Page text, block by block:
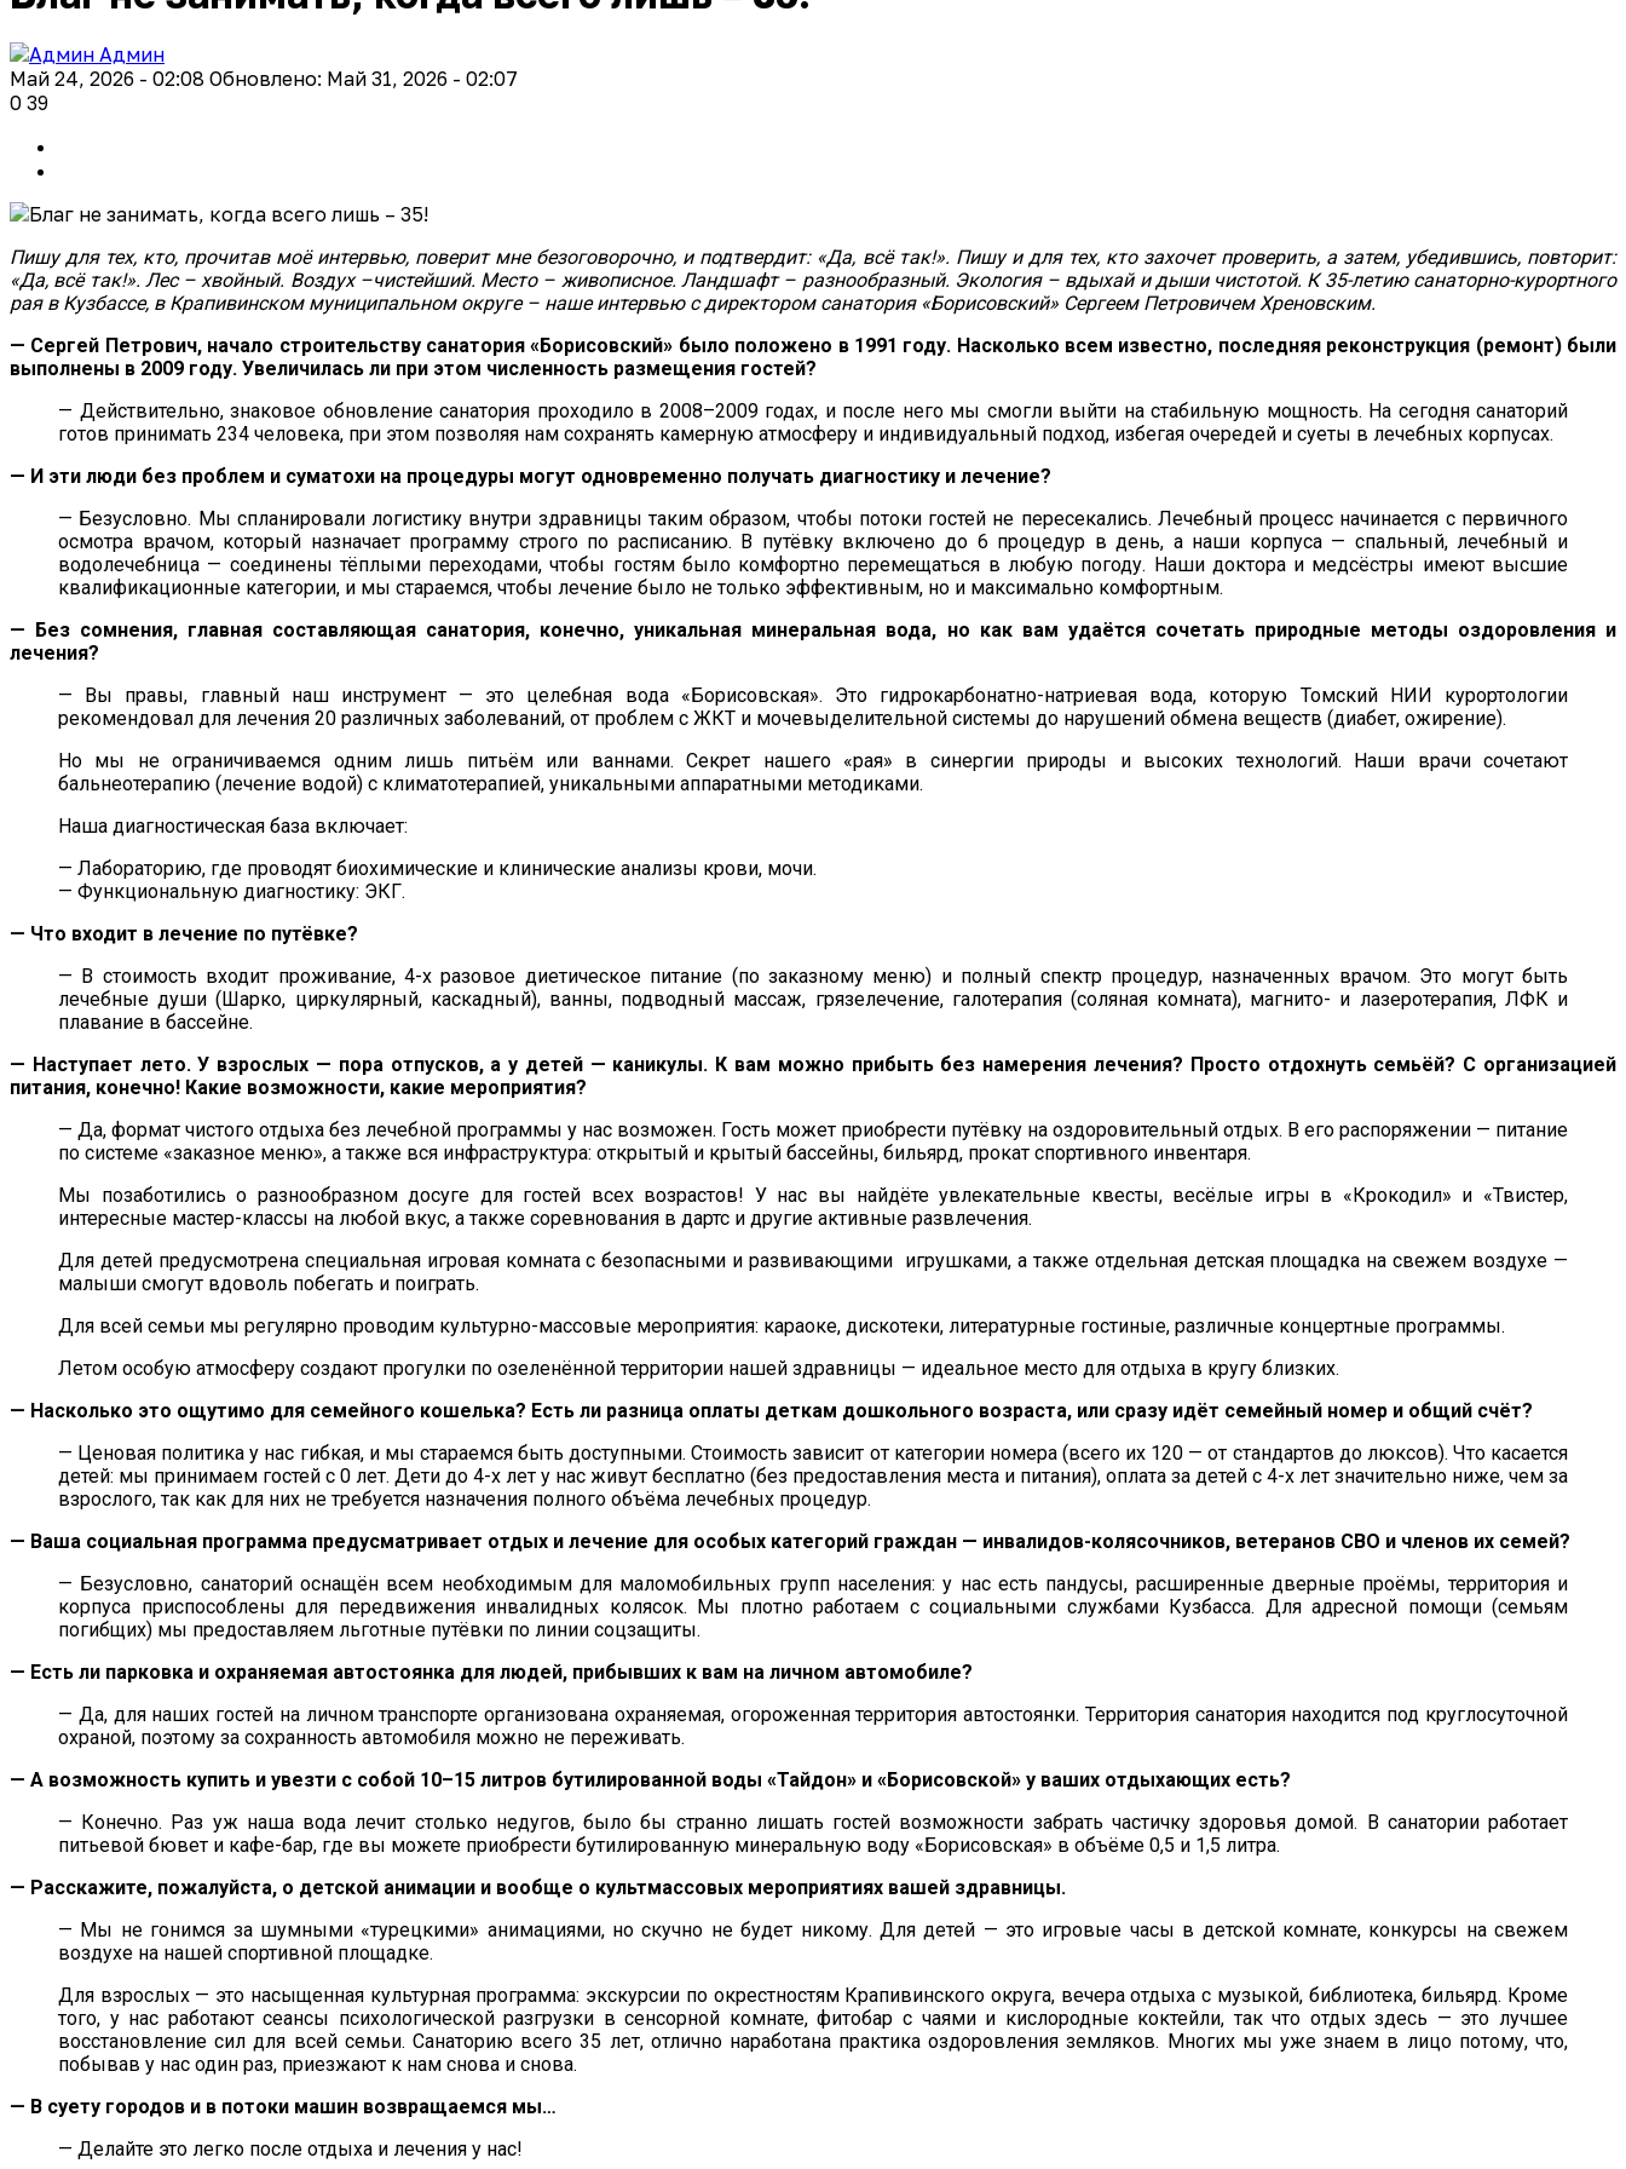
Админ
Май 24, 2026 - 02:08 Обновлено: Май 31, 2026 - 02:07
0 39
Пишу для тех, кто, прочитав моё интервью, поверит мне безоговорочно, и подтвердит: «Да, всё так!». Пишу и для тех, кто захочет проверить, а затем, убедившись, повторит:
«Да, всё так!». Лес – хвойный. Воздух –чистейший. Место – живописное. Ландшафт – разнообразный. Экология – вдыхай и дыши чистотой. К 35-летию санаторно-курортного
рая в Кузбассе, в Крапивинском муниципальном округе – наше интервью с директором санатория «Борисовский» Сергеем Петровичем Хреновским.
— Сергей Петрович, начало строительству санатория «Борисовский» было положено в 1991 году. Насколько всем известно, последняя реконструкция (ремонт) были
выполнены в 2009 году. Увеличилась ли при этом численность размещения гостей?
— Действительно, знаковое обновление санатория проходило в 2008–2009 годах, и после него мы смогли выйти на стабильную мощность. На сегодня санаторий
готов принимать 234 человека, при этом позволяя нам сохранять камерную атмосферу и индивидуальный подход, избегая очередей и суеты в лечебных корпусах.
— И эти люди без проблем и суматохи на процедуры могут одновременно получать диагностику и лечение?
— Безусловно. Мы спланировали логистику внутри здравницы таким образом, чтобы потоки гостей не пересекались. Лечебный процесс начинается с первичного
осмотра врачом, который назначает программу строго по расписанию. В путёвку включено до 6 процедур в день, а наши корпуса — спальный, лечебный и
водолечебница — соединены тёплыми переходами, чтобы гостям было комфортно перемещаться в любую погоду. Наши доктора и медсёстры имеют высшие
квалификационные категории, и мы стараемся, чтобы лечение было не только эффективным, но и максимально комфортным.
— Без сомнения, главная составляющая санатория, конечно, уникальная минеральная вода, но как вам удаётся сочетать природные методы оздоровления и
лечения?
— Вы правы, главный наш инструмент — это целебная вода «Борисовская». Это гидрокарбонатно-натриевая вода, которую Томский НИИ курортологии
рекомендовал для лечения 20 различных заболеваний, от проблем с ЖКТ и мочевыделительной системы до нарушений обмена веществ (диабет, ожирение).
Но мы не ограничиваемся одним лишь питьём или ваннами. Секрет нашего «рая» в синергии природы и высоких технологий. Наши врачи сочетают
бальнеотерапию (лечение водой) с климатотерапией, уникальными аппаратными методиками.
Наша диагностическая база включает:
— Лабораторию, где проводят биохимические и клинические анализы крови, мочи.
— Функциональную диагностику: ЭКГ.
— Что входит в лечение по путёвке?
— В стоимость входит проживание, 4-х разовое диетическое питание (по заказному меню) и полный спектр процедур, назначенных врачом. Это могут быть
лечебные души (Шарко, циркулярный, каскадный), ванны, подводный массаж, грязелечение, галотерапия (соляная комната), магнито- и лазеротерапия, ЛФК и
плавание в бассейне.
— Наступает лето. У взрослых — пора отпусков, а у детей — каникулы. К вам можно прибыть без намерения лечения? Просто отдохнуть семьёй? С организацией
питания, конечно! Какие возможности, какие мероприятия?
— Да, формат чистого отдыха без лечебной программы у нас возможен. Гость может приобрести путёвку на оздоровительный отдых. В его распоряжении — питание
по системе «заказное меню», а также вся инфраструктура: открытый и крытый бассейны, бильярд, прокат спортивного инвентаря.
Мы позаботились о разнообразном досуге для гостей всех возрастов! У нас вы найдёте увлекательные квесты, весёлые игры в «Крокодил» и «Твистер,
интересные мастер-классы на любой вкус, а также соревнования в дартс и другие активные развлечения.
Для детей предусмотрена специальная игровая комната с безопасными и развивающими игрушками, а также отдельная детская площадка на свежем воздухе —
малыши смогут вдоволь побегать и поиграть.
Для всей семьи мы регулярно проводим культурно-массовые мероприятия: караоке, дискотеки, литературные гостиные, различные концертные программы.
Летом особую атмосферу создают прогулки по озеленённой территории нашей здравницы — идеальное место для отдыха в кругу близких.
— Насколько это ощутимо для семейного кошелька? Есть ли разница оплаты деткам дошкольного возраста, или сразу идёт семейный номер и общий счёт?
— Ценовая политика у нас гибкая, и мы стараемся быть доступными. Стоимость зависит от категории номера (всего их 120 — от стандартов до люксов). Что касается
детей: мы принимаем гостей с 0 лет. Дети до 4-х лет у нас живут бесплатно (без предоставления места и питания), оплата за детей с 4-х лет значительно ниже, чем за
взрослого, так как для них не требуется назначения полного объёма лечебных процедур.
— Ваша социальная программа предусматривает отдых и лечение для особых категорий граждан — инвалидов-колясочников, ветеранов СВО и членов их семей?
— Безусловно, санаторий оснащён всем необходимым для маломобильных групп населения: у нас есть пандусы, расширенные дверные проёмы, территория и
корпуса приспособлены для передвижения инвалидных колясок. Мы плотно работаем с социальными службами Кузбасса. Для адресной помощи (семьям
погибщих) мы предоставляем льготные путёвки по линии соцзащиты.
— Есть ли парковка и охраняемая автостоянка для людей, прибывших к вам на личном автомобиле?
— Да, для наших гостей на личном транспорте организована охраняемая, огороженная территория автостоянки. Территория санатория находится под круглосуточной
охраной, поэтому за сохранность автомобиля можно не переживать.
— А возможность купить и увезти с собой 10–15 литров бутилированной воды «Тайдон» и «Борисовской» у ваших отдыхающих есть?
— Конечно. Раз уж наша вода лечит столько недугов, было бы странно лишать гостей возможности забрать частичку здоровья домой. В санатории работает
питьевой бювет и кафе-бар, где вы можете приобрести бутилированную минеральную воду «Борисовская» в объёме 0,5 и 1,5 литра.
— Расскажите, пожалуйста, о детской анимации и вообще о культмассовых мероприятиях вашей здравницы.
— Мы не гонимся за шумными «турецкими» анимациями, но скучно не будет никому. Для детей — это игровые часы в детской комнате, конкурсы на свежем
воздухе на нашей спортивной площадке.
Для взрослых — это насыщенная культурная программа: экскурсии по окрестностям Крапивинского округа, вечера отдыха с музыкой, библиотека, бильярд. Кроме
того, у нас работают сеансы психологической разгрузки в сенсорной комнате, фитобар с чаями и кислородные коктейли, так что отдых здесь — это лучшее
восстановление сил для всей семьи. Санаторию всего 35 лет, отлично наработана практика оздоровления земляков. Многих мы уже знаем в лицо потому, что,
побывав у нас один раз, приезжают к нам снова и снова.
— В суету городов и в потоки машин возвращаемся мы…
— Делайте это легко после отдыха и лечения у нас!